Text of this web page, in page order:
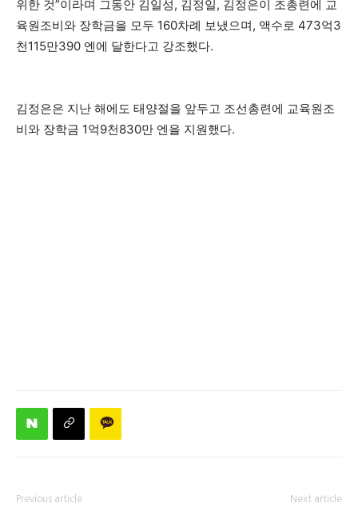
위한 것”이라며 그동안 김일성, 김정일, 김정은이 조총련에 교
육원조비와 장학금을 모두 160차례 보냈으며, 액수로 473억3
천115만390 엔에 달한다고 강조했다.
김정은은 지난 해에도 태양절을 앞두고 조선총련에 교육원조
비와 장학금 1억9천830만 엔을 지원했다.
Previous article Next article